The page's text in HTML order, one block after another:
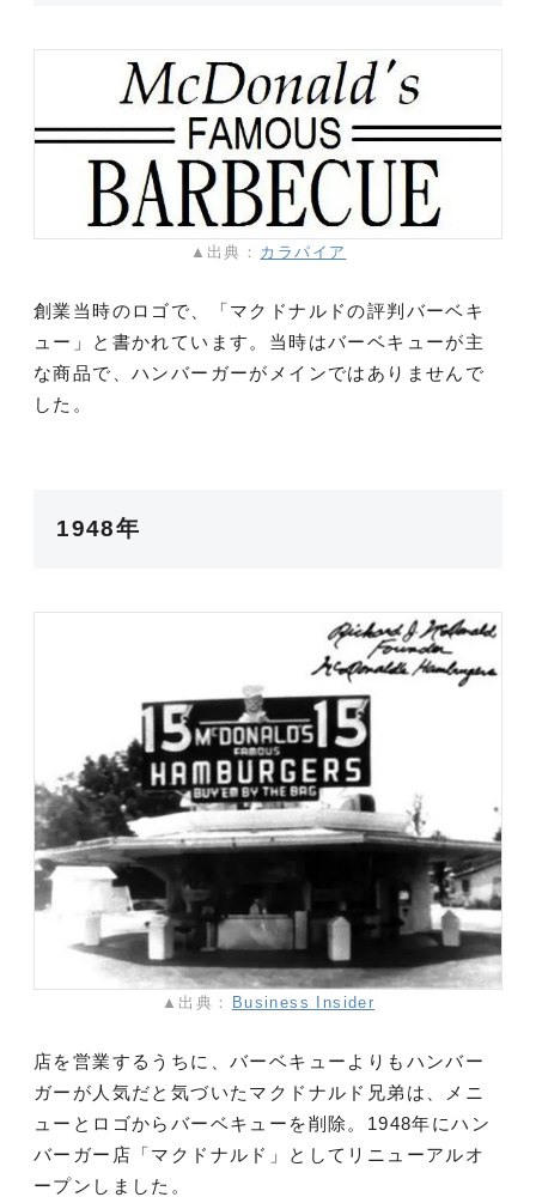
▲出典： カラパイア
創業当時のロゴで、「マクドナルドの評判バーベキ
ュー」と書かれています。当時はバーベキューが主
な商品で、ハンバーガーがメインではありませんで
した。
1948年
▲出典： Business Insider
店を営業するうちに、バーベキューよりもハンバー
ガーが人気だと気づいたマクドナルド兄弟は、メニ
ューとロゴからバーベキューを削除。1948年にハン
バーガー店「マクドナルド」としてリニューアルオ
ープンしました。